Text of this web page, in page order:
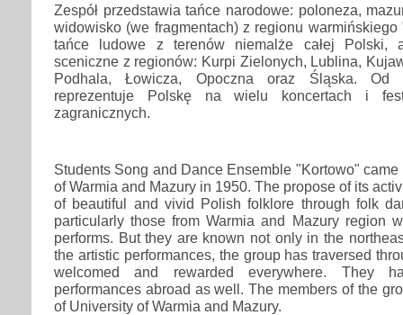
Zespół przedstawia tańce narodowe: poloneza,
widowisko (we fragmentach) z regionu
tańce ludowe z terenów niemalże całej Polski,
sceniczne z regionów: Kurpi Zielonych, Lublina,
Podhala, Łowicza, Opoczna oraz Śląska. Od
reprezentuje Polskę na wielu koncertach i
zagranicznych.
Students Song and Dance Ensemble "Kortowo"
of Warmia and Mazury in 1950. The propose of its
of beautiful and vivid Polish folklore through folk
particularly those from Warmia and Mazury region
performs. But they are known not only in the
the artistic performances, the group has traversed
welcomed and rewarded everywhere. They
performances abroad as well. The members of the
of University of Warmia and Mazury.